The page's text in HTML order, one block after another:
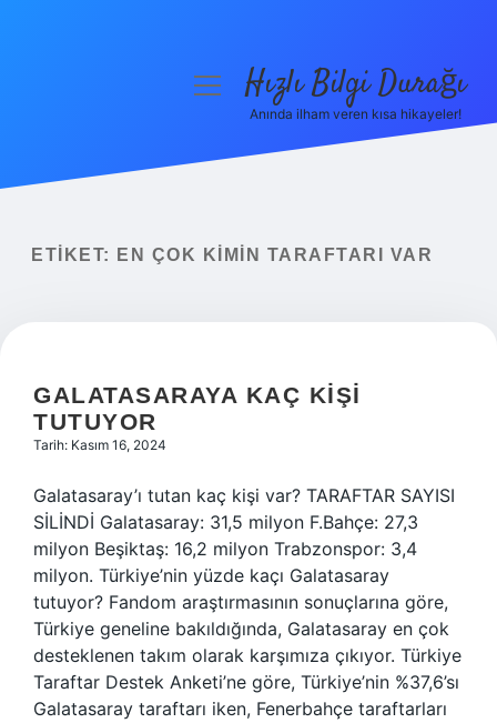
Yasal Uyarı
menüyüHızlı Bilgi Durağı
Anında ilham veren kısa hikayeler!
ETIKET: EN ÇOK KIMIN TARAFTARI VAR
GALATASARAYA KAÇ KIŞI
TUTUYOR
Tarih: Kasım 16, 2024
Galatasaray’ı tutan kaç kişi var? TARAFTAR SAYISI
SİLİNDİ Galatasaray: 31,5 milyon F.Bahçe: 27,3
milyon Beşiktaş: 16,2 milyon Trabzonspor: 3,4
milyon. Türkiye’nin yüzde kaçı Galatasaray
tutuyor? Fandom araştırmasının sonuçlarına göre,
Türkiye geneline bakıldığında, Galatasaray en çok
desteklenen takım olarak karşımıza çıkıyor. Türkiye
Taraftar Destek Anketi’ne göre, Türkiye’nin %37,6’sı
Galatasaray taraftarı iken, Fenerbahçe taraftarları